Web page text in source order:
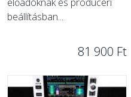
beállításban...
81 900 Ft